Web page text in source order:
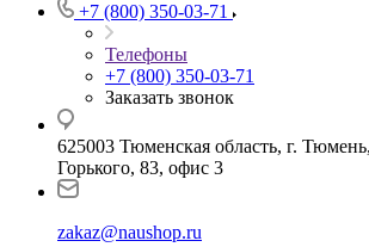
+7 (800) 350-03-71
Телефоны
+7 (800) 350-03-71
Заказать звонок
625003 Тюменская область, г.
Горького, 83, офис 3
zakaz@naushop.ru